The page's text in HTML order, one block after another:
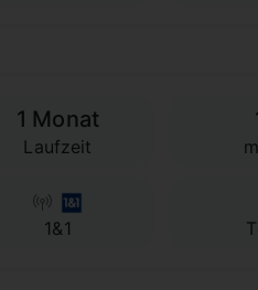
1 Monat
Laufzeit
1&1